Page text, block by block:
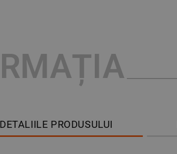
DETALIILE PRODUSULUI